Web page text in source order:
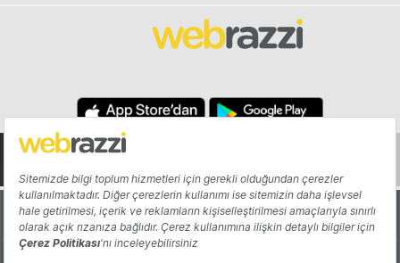
Hakkında Yazarlar